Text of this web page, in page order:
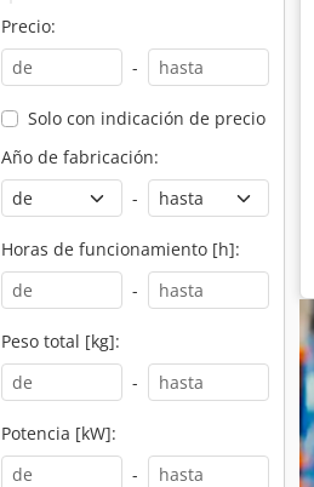
Precio:
-
Solo con indicación de precio
Año de fabricación:
-
Horas de funcionamiento [h]:
-
Peso total [kg]:
-
Potencia [kW]:
-